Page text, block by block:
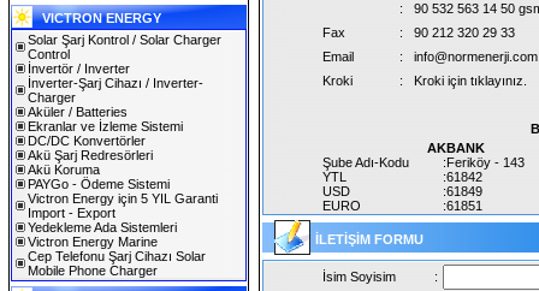
VICTRON ENERGY
Solar Şarj Kontrol / Solar Charger
Control
İnvertör / Inverter
İnverter-Şarj Cihazı / Inverter-
Charger
Aküler / Batteries
Ekranlar ve İzleme Sistemi
DC/DC Konvertörler
Akü Şarj Redresörleri
Akü Koruma
PAYGo - Ödeme Sistemi
Victron Energy için 5 YIL Garanti
Import - Export
Yedekleme Ada Sistemleri
Victron Energy Marine
Cep Telefonu Şarj Cihazı Solar
Mobile Phone Charger
:
90 532 563 14 50
Fax
:
90 212 320 29 33
Email
:
Kroki
: Kroki için tıklayınız.
AKBANK
Şube Adı-Kodu
:Feriköy - 143
YTL
:61842
USD
:61849
EURO
:61851
İLETİŞİM FORMU
İsim Soyisim :